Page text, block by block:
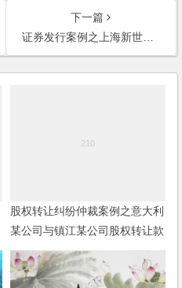
下一篇
证券发行案例之上海新世界股份有限公司配股服务
股权转让纠纷仲裁案例之意大利
某公司与镇江某公司股权转让款
支付纠纷仲裁案